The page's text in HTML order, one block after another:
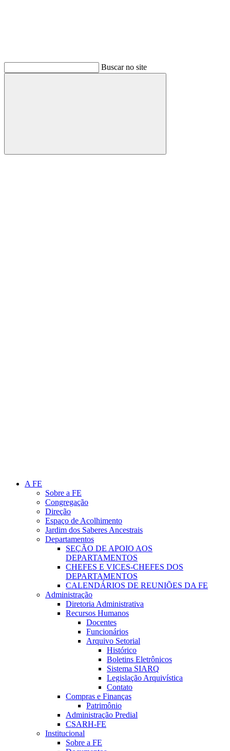
Buscar no site
Buscar
A FE
Sobre a FE
Congregação
Direção
Espaço de Acolhimento
Jardim dos Saberes Ancestrais
Departamentos
SEÇÃO DE APOIO AOS
DEPARTAMENTOS
CHEFES E VICES-CHEFES DOS
DEPARTAMENTOS
CALENDÁRIOS DE REUNIÕES DA FE
Administração
Diretoria Administrativa
Recursos Humanos
Docentes
Funcionários
Arquivo Setorial
Histórico
Boletins Eletrônicos
Sistema SIARQ
Legislação Arquivística
Contato
Compras e Finanças
Patrimônio
Administração Predial
CSARH-FE
Institucional
Sobre a FE